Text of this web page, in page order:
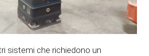
sistemi che richiedono un